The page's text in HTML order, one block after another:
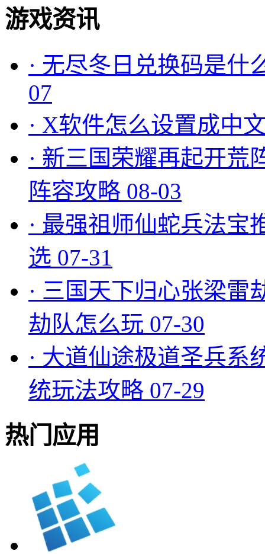
游戏资讯
· 无尽冬日兑换码是什
07
· X软件怎么设置成中
· 新三国荣耀再起开荒
阵容攻略 08-03
· 最强祖师仙蛇兵法宝
选 07-31
· 三国天下归心张梁雷
劫队怎么玩 07-30
· 大道仙途极道圣兵系
统玩法攻略 07-29
热门应用